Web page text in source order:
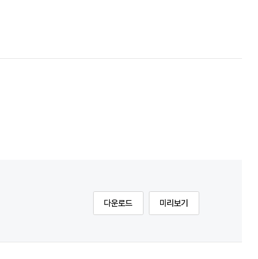
다운로드 미리보기